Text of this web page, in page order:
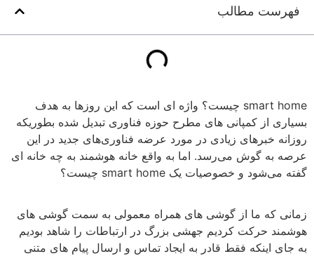
فهرست مطالب
smart home چیست؟ واژه ای است که این روزها به هدف
بسیاری از کمپانی های مطرح حوزه فناوری تبدیل شده بطوریکه
روزانه خبرهای زیادی در مورد عرضه فناوری‌های جدید در این
عرصه به گوش می‌رسد. اما به واقع خانه هوشمند به چه خانه ای
گفته می‌شود و خصوصیات یک smart home چیست؟
زمانی که ما از گوشی های همراه معمولی به سمت گوشی های
هوشمند حرکت کردیم جهشی بزرگ در ارتباطات را شاهد بودیم
به جای اینکه فقط قادر به ایجاد تماس و ارسال پیام های متنی